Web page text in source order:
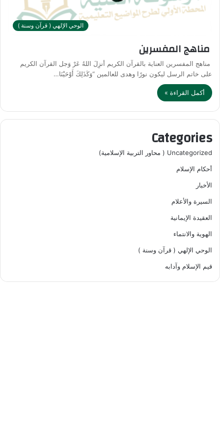
الوحي الإلهي ( قرآن وسنة )
مناهج المفسرين
مناهج المفسرين العناية بالقرآن الكريم أنزِلَ اللهُ عَرْ وَجل القرآن الكريم
على خاتم الرسل ليكون نورًا وهدى للعالمين “وَكَذَلِكَ أَوْحَيْنَا…
أكمل القراءة »
Categories
Uncategorized ( محاور التربية الإسلامية)
أحكام الإسلام
الأخبار
السيرة والأعلام
العقيدة الإيمانية
الهوية والانتماء
الوحي الإلهي ( قرآن وسنة )
قيم الإسلام وآدابه